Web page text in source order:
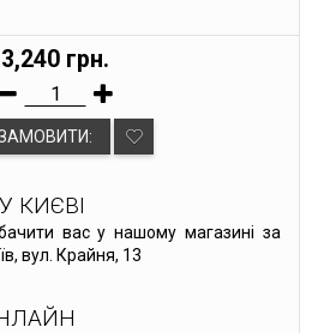
3,240 грн.
КИЄВІ
вас у нашому магазині за
вул. Крайня, 13